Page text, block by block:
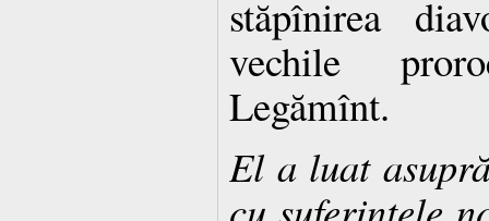
stăpînirea
vechile
Legămînt.
El a luat
cu suferinţele